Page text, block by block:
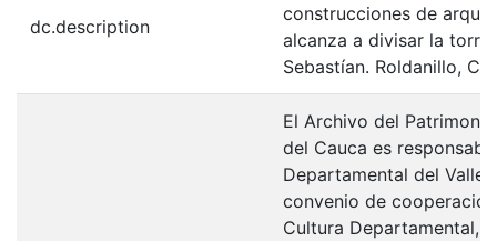
dc.description
construcciones de
alcanza a divisar la torre
Sebastían. Roldanillo,
El Archivo del
del Cauca es
Departamental del Valle
convenio de
Cultura Departamental,